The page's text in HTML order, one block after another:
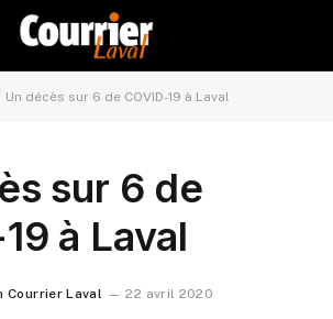
Un décès sur 6 de COVID-19 à Laval
sur 6 de
à Laval
Courrier Laval 22 avril 2020